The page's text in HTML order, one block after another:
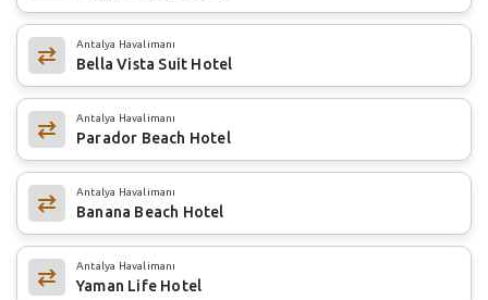
Antalya Havalimanı
Bella Vista Suit Hotel
Antalya Havalimanı
Parador Beach Hotel
Antalya Havalimanı
Banana Beach Hotel
Antalya Havalimanı
Yaman Life Hotel